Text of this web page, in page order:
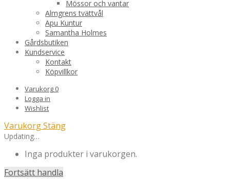
Mössor och vantar
Almgrens tvättvål
Apu Kuntur
Samantha Holmes
Gårdsbutiken
Kundservice
Kontakt
Köpvillkor
Varukorg 0
Logga in
Wishlist
VarukorgStäng
Updating…
Inga produkter i varukorgen.
Fortsätt handla